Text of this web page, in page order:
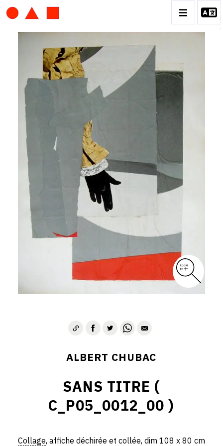
ALBERT CHUBAC
CATALOGUE DES OEUVRES
CONTACT
ALBERT CHUBAC
SANS TITRE (
C_P05_0012_00 )
Collage, affiche déchirée et collée, dim 108 x 80 cm